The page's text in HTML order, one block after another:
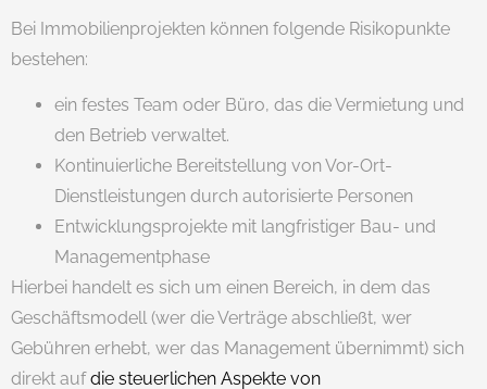
Bei Immobilienprojekten können folgende Risikopunkte
bestehen:
ein festes Team oder Büro, das die Vermietung und
den Betrieb verwaltet.
Kontinuierliche Bereitstellung von Vor-Ort-
Dienstleistungen durch autorisierte Personen
Entwicklungsprojekte mit langfristiger Bau- und
Managementphase
Hierbei handelt es sich um einen Bereich, in dem das
Geschäftsmodell (wer die Verträge abschließt, wer
Gebühren erhebt, wer das Management übernimmt) sich
direkt aufdie steuerlichen Aspekte von